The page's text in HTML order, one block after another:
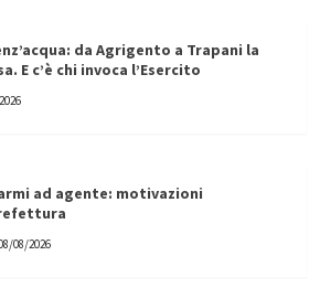
da Agrigento a Trapani la
E c’è chi invoca l’Esercito
ad agente: motivazioni
08/2026